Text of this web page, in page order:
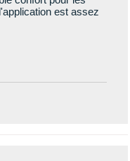
est assez